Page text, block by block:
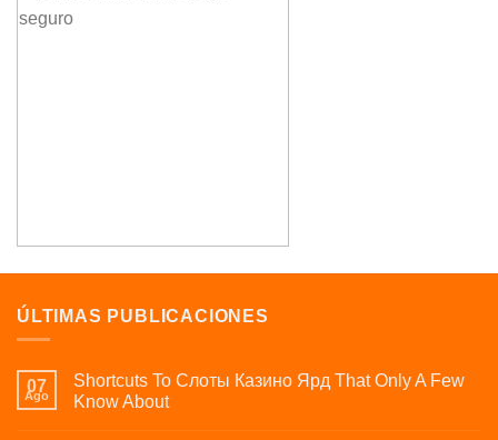
ÚLTIMAS PUBLICACIONES
07
Ago
Shortcuts To Слоты Казино Ярд That Only A Few
Know About